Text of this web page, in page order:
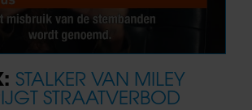
STALKER VAN MILEY
STRAATVERBOD